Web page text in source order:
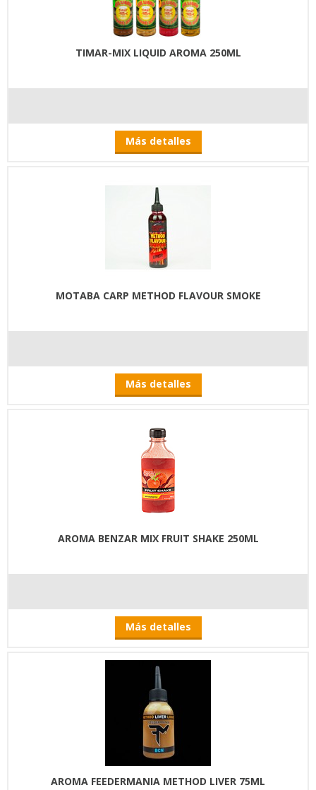
TIMAR-MIX LIQUID AROMA 250ML
Más detalles
MOTABA CARP METHOD FLAVOUR SMOKE
Más detalles
AROMA BENZAR MIX FRUIT SHAKE 250ML
Más detalles
AROMA FEEDERMANIA METHOD LIVER 75ML